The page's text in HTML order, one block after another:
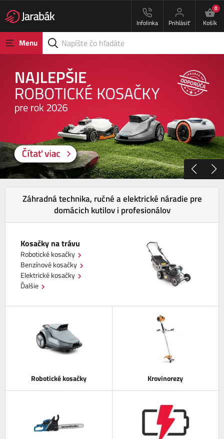
Infolinka Prihlásiť
0
Košík
Menu
Záhradná technika, ručné a elektrické náradie pre
domácich kutilov i profesionálov
Kosačky na trávu
Robotické kosačky
Benzínové kosačky
Elektrické kosačky
Ďalšie
Robotické kosačky Krovinorezy